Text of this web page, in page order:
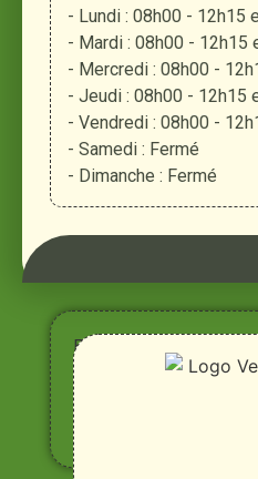
- Lundi : 08h00 - 12h15
- Mardi : 08h00 - 12h15
- Mercredi : 08h00 -
- Jeudi : 08h00 - 12h15
- Vendredi : 08h00 -
- Samedi : Fermé
- Dimanche : Fermé
Entre
Rhône,
Alpilles
et
Durance